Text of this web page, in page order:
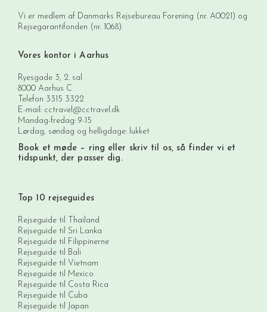
Vi er medlem af Danmarks Rejsebureau Forening (nr. A0021) og
Rejsegarantifonden (nr. 1068).
Vores kontor i Aarhus
Ryesgade 3, 2. sal
8000 Aarhus C
Telefon 3315 3322
E-mail: cctravel@cctravel.dk
Mandag-fredag: 9-15
Lørdag, søndag og helligdage: lukket
Book et møde – ring eller skriv til os, så finder vi et
tidspunkt, der passer dig.
Top 10 rejseguides
Rejseguide til Thailand
Rejseguide til Sri Lanka
Rejseguide til Filippinerne
Rejseguide til Bali
Rejseguide til Vietnam
Rejseguide til Mexico
Rejseguide til Costa Rica
Rejseguide til Cuba
Rejseguide til Japan